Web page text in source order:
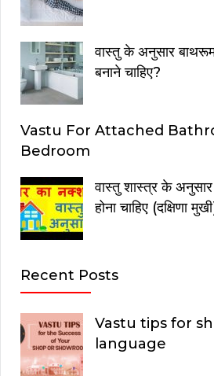
वास्तु के अनुसार
बनाने चाहिए?
Vastu For Attached
Bedroom
वास्तु शास्त्र के
होना चाहिए (दक्षिणा
Recent Posts
Vastu tips for
language